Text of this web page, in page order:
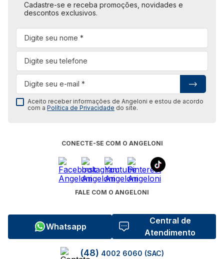
Cadastre-se e receba promoções, novidades e
descontos exclusivos.
Aceito receber informações de Angeloni e estou de acordo
com aPolítica de Privacidade do site.
CONECTE-SE COM O ANGELONI
FALE COM O ANGELONI
Whatsapp
Central de
Atendimento
(48) 4002 6060 (SAC)